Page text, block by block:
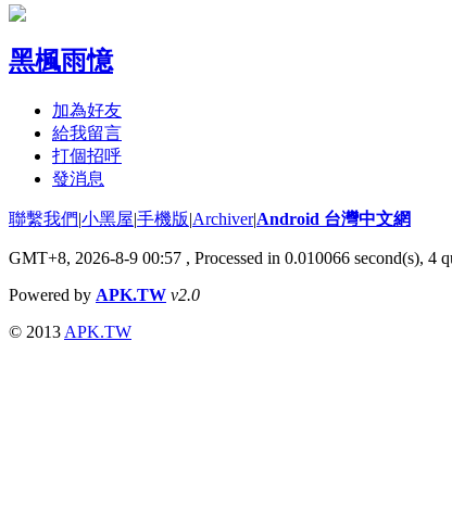
黑楓雨憶
加為好友
給我留言
打個招呼
發消息
聯繫我們|小黑屋|手機版|Archiver|Android 台灣中文網
GMT+8, 2026-8-9 00:57 , Processed in 0.010066 second(s), 4
Powered by APK.TW v2.0
© 2013 APK.TW